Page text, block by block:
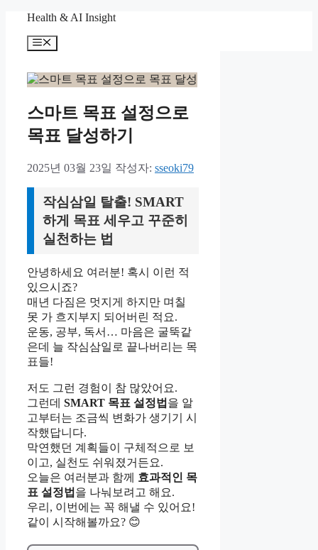
Health & AI Insight
메
스마트 목표 설정으로
목표 달성하기
2025년 03월 23일 작성자: sseoki79
작심삼일 탈출! SMART
하게 목표 세우고 꾸준히
실천하는 법
안녕하세요 여러분! 혹시 이런 적
있으시죠?
매년 다짐은 멋지게 하지만 며칠
못 가 흐지부지 되어버린 적요.
운동, 공부, 독서… 마음은 굴뚝같
은데 늘 작심삼일로 끝나버리는 목
표들!
저도 그런 경험이 참 많았어요.
그런데 SMART 목표 설정법 을 알
고부터는 조금씩 변화가 생기기 시
작했답니다.
막연했던 계획들이 구체적으로 보
이고, 실천도 쉬워졌거든요.
오늘은 여러분과 함께 효과적인 목
표 설정법 을 나눠보려고 해요.
우리, 이번에는 꼭 해낼 수 있어요!
같이 시작해볼까요? 😊